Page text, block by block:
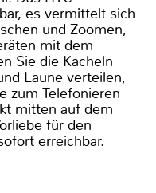
es vermittelt sich
und Zoomen,
mit dem
Sie die Kacheln
Laune verteilen,
zum Telefonieren
mitten auf dem
für den
erreichbar.